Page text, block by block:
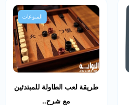
المنوعات
طريقة لعب الطاولة للمبتدئين
مع شرح..